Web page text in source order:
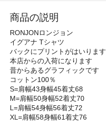
商品の説明
RONJONロンジョン
イグアナ Tシャツ
バックにプリントがはいります
本店からの入荷になります
昔からあるグラフィックです
コットン100％
S=肩幅43身幅45着丈68
M=肩幅50身幅52着丈70
L=肩幅54身幅56着丈72
XL=肩幅58身幅61着丈76